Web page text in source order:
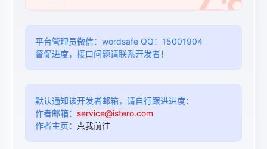
平台管理员微信：wordsafe QQ：15001904
督促进度，接口问题请联系开发者！
默认通知该开发者邮箱，请自行跟进进度：
作者邮箱： service@istero.com
作者主页：
点我前往